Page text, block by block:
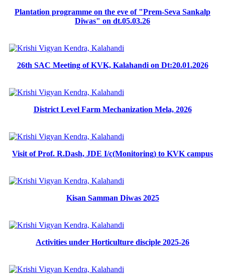
Plantation programme on the eve of "Prem-Seva Sankalp
Diwas" on dt.05.03.26
26th SAC Meeting of KVK, Kalahandi on Dt:20.01.2026
District Level Farm Mechanization Mela, 2026
Visit of Prof. R.Dash, JDE I/c(Monitoring) to KVK campus
Kisan Samman Diwas 2025
Activities under Horticulture disciple 2025-26